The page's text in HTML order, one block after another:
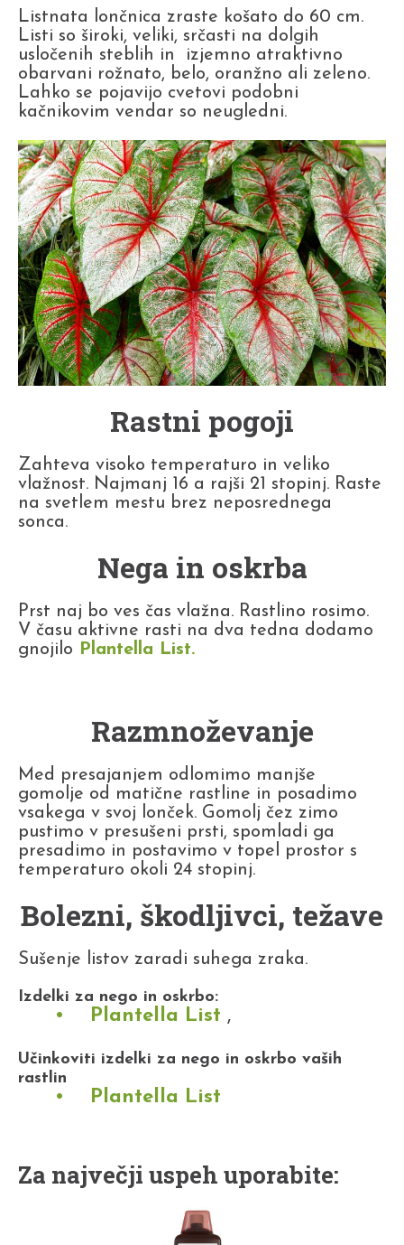
Listnata lončnica zraste košato do 60 cm.
Listi so široki, veliki, srčasti na dolgih
usločenih steblih in izjemno atraktivno
obarvani rožnato, belo, oranžno ali zeleno.
Lahko se pojavijo cvetovi podobni
kačnikovim vendar so neugledni.
Rastni pogoji
Zahteva visoko temperaturo in veliko
vlažnost. Najmanj 16 a rajši 21 stopinj. Raste
na svetlem mestu brez neposrednega
sonca.
Nega in oskrba
Prst naj bo ves čas vlažna. Rastlino rosimo.
V času aktivne rasti na dva tedna dodamo
gnojilo Plantella List.
Razmnoževanje
Med presajanjem odlomimo manjše
gomolje od matične rastline in posadimo
vsakega v svoj lonček. Gomolj čez zimo
pustimo v presušeni prsti, spomladi ga
presadimo in postavimo v topel prostor s
temperaturo okoli 24 stopinj.
Bolezni, škodljivci, težave
Sušenje listov zaradi suhega zraka.
Izdelki za nego in oskrbo:
Plantella List ,
Učinkoviti izdelki za nego in oskrbo vaših
rastlin
Plantella List
Za največji uspeh uporabite: